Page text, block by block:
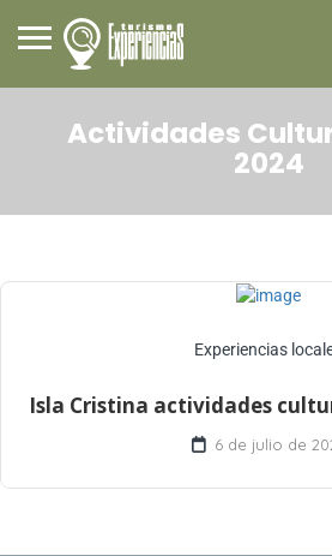
Actividades
2024
Experiencias
Isla Cristina actividades
6 de julio de